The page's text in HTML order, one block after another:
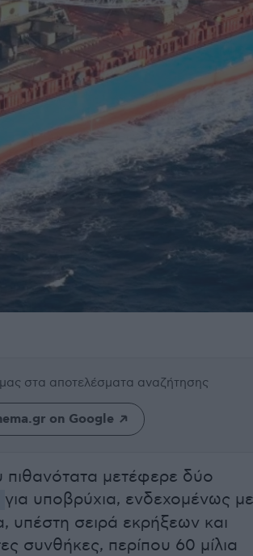
στα αποτελέσματα αναζήτησης
on Google
μετέφερε δύο
για υποβρύχια, ενδεχομένως με
υπέστη σειρά εκρήξεων και
συνθήκες, περίπου 60 μίλια